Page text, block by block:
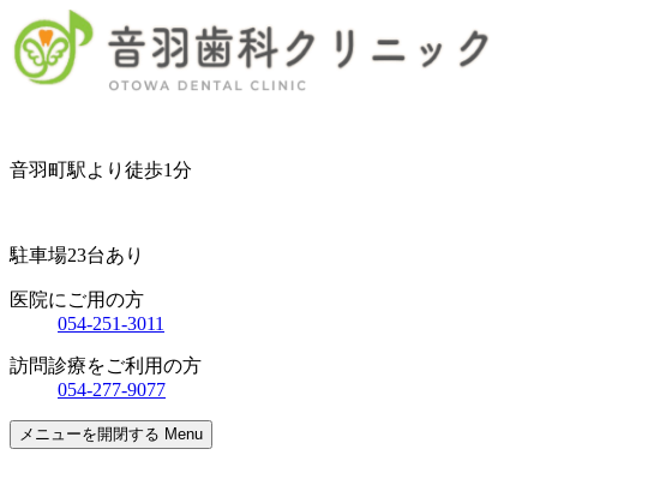
音羽町駅より徒歩1分
駐車場23台あり
医院にご用の方
054-251-3011
訪問診療をご利用の方
054-277-9077
メニューを開閉する Menu